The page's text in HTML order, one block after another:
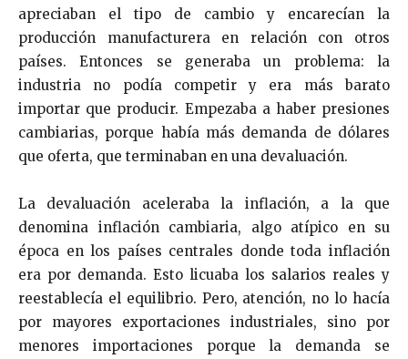
apreciaban el tipo de cambio y encarecían la
producción manufacturera en relación con otros
países. Entonces se generaba un problema: la
industria no podía competir y era más barato
importar que producir. Empezaba a haber presiones
cambiarias, porque había más demanda de dólares
que oferta, que terminaban en una devaluación.
La devaluación aceleraba la inflación, a la que
denomina inflación cambiaria, algo atípico en su
época en los países centrales donde toda inflación
era por demanda. Esto licuaba los salarios reales y
reestablecía el equilibrio. Pero, atención, no lo hacía
por mayores exportaciones industriales, sino por
menores importaciones porque la demanda se